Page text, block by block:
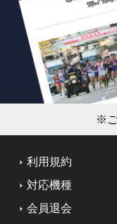
※
利用規約
対応機種
会員退会